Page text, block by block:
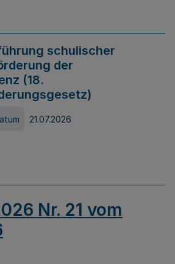
schulischer
der
(18.
21.07.2026
Nr. 21 vom